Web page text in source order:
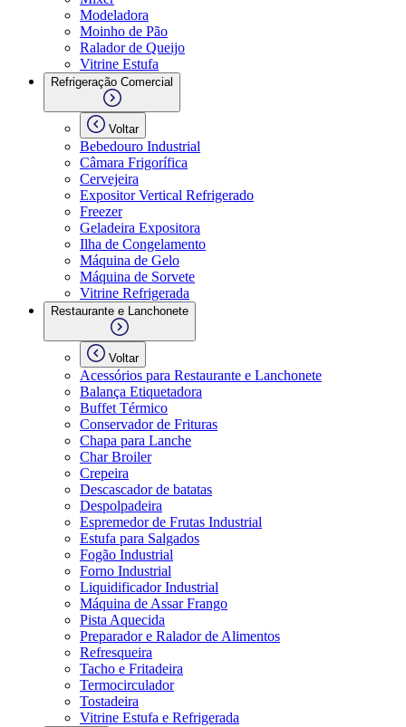
Modeladora
Moinho de Pão
Ralador de Queijo
Vitrine Estufa
Refrigeração Comercial
Voltar
Bebedouro Industrial
Câmara Frigorífica
Cervejeira
Expositor Vertical Refrigerado
Freezer
Geladeira Expositora
Ilha de Congelamento
Máquina de Gelo
Máquina de Sorvete
Vitrine Refrigerada
Restaurante e Lanchonete
Voltar
Acessórios para Restaurante e Lanchonete
Balança Etiquetadora
Buffet Térmico
Conservador de Frituras
Chapa para Lanche
Char Broiler
Crepeira
Descascador de batatas
Despolpadeira
Espremedor de Frutas Industrial
Estufa para Salgados
Fogão Industrial
Forno Industrial
Liquidificador Industrial
Máquina de Assar Frango
Pista Aquecida
Preparador e Ralador de Alimentos
Refresqueira
Tacho e Fritadeira
Termocirculador
Tostadeira
Vitrine Estufa e Refrigerada